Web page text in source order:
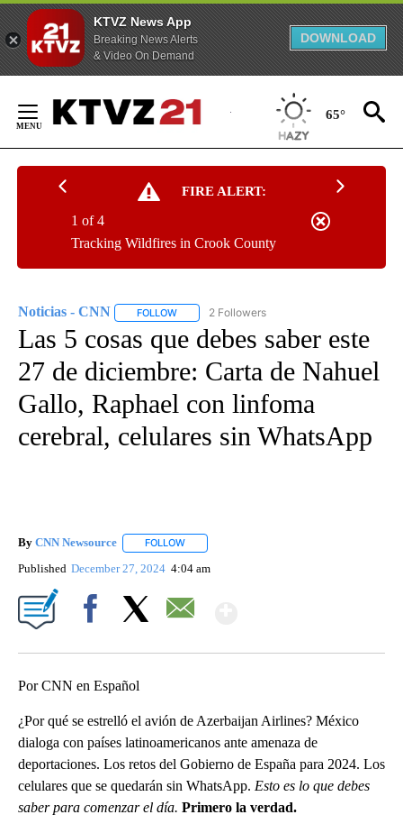
KTVZ News App
Breaking News Alerts
& Video On Demand
DOWNLOAD
Content
65°
FIRE ALERT:
Tracking Wildfires in Crook County
1 of 4
Noticias - CNN FOLLOW FOLLOW "NOTICIAS - CNN" TO RECEIVE
2 Followers
Las 5 cosas que debes saber este
27 de diciembre: Carta de Nahuel
Gallo, Raphael con linfoma
cerebral, celulares sin WhatsApp
By CNN Newsource FOLLOW
Published December 27, 2024 4:04 am
Por CNN en Español
¿Por qué se estrelló el avión de Azerbaijan Airlines? México
dialoga con países latinoamericanos ante amenaza de
deportaciones. Los retos del Gobierno de España para 2024. Los
celulares que se quedarán sin WhatsApp. Esto es lo que debes
saber para comenzar el día. Primero la verdad.